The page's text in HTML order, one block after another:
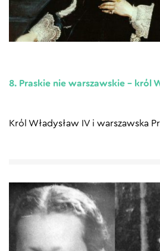
8. Praskie nie warszawskie – król
Król Władysław IV i warszawska